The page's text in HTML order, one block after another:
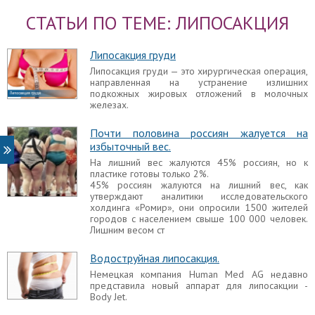
Радиочастотная, или, говоря иначе,
радиоволновая липосакция, является
один раз убрать значительный объем подкожно-
жировой клетчатки, а также избавиться от кожных
растяжек и проявлений целлюлита.
Липосакция груди
направленная на устранение излишних
подкожных жировых отложений в молочных
железах.
Последствия липосакции
Липосакция является одной из наиболее
популярных пластических операций благодаря
тому, что она достаточно безопасна и
малотравматична. Однако она может приводить к
нежелательным побочным проявлениям.
Реабилитация после липосакции
Липосакция является одним из наиболее
востребованных видов пластических процедур,
СТАТЬИ ПО ТЕМЕ: ЛИПОСАКЦИЯ
Липосакция груди
Липосакция груди — это хирургическая операция,
направленная на устранение излишних
подкожных жировых отложений в молочных
железах.
Почти половина россиян жалуется на
избыточный вес.
На лишний вес жалуются 45% россиян, но к
пластике готовы только 2%.
45% россиян жалуются на лишний вес, как
утверждают аналитики исследовательского
холдинга «Ромир», они опросили 1500 жителей
городов с населением свыше 100 000 человек.
Лишним весом ст
Водоструйная липосакция.
Немецкая компания Human Med AG недавно
представила новый аппарат для липосакции -
Body Jet.